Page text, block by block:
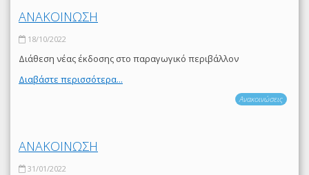
ΑΝΑΚΟΙΝΩΣΗ
18/10/2022
Διάθεση νέας έκδοσης στο παραγωγικό περιβάλλον
Διαβάστε περισσότερα...
Ανακοινώσεις
ΑΝΑΚΟΙΝΩΣΗ
31/01/2022